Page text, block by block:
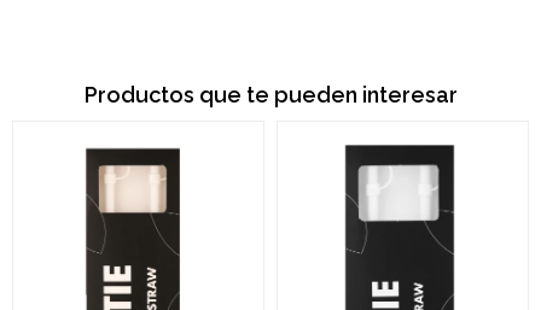
Productos que te pueden interesar